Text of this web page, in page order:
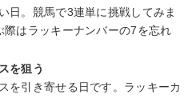
日。競馬で3連単に挑戦してみま
際はラッキーナンバーの7を忘れ
を狙う
を引き寄せる日です。ラッキーカ